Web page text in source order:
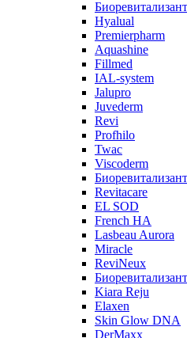
Hyalual
Premierpharm
Aquashine
Fillmed
IAL-system
Jalupro
Juvederm
Revi
Profhilo
Twac
Viscoderm
Revitacare
EL SOD
French HA
Lasbeau Aurora
Miracle
ReviNeux
Kiara Reju
Elaxen
Skin Glow DNA
DerMaxx